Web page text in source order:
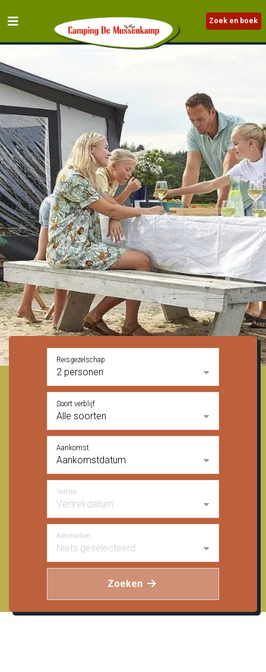
Zoek en boek
Reisgezelschap
2 personen
Soort verblijf
Alle soorten
Aankomst
Aankomstdatum
Vertrek
Vertrekdatum
Kenmerken
Niets geselecteerd
Zoeken